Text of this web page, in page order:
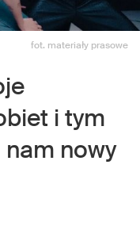
fot. materiały prasowe
i tym
nowy